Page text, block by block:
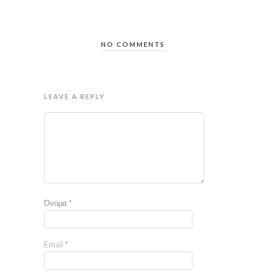
NO COMMENTS
LEAVE A REPLY
Όνομα *
Email *